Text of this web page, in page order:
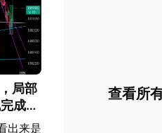
局部
成上
出来是
查看所